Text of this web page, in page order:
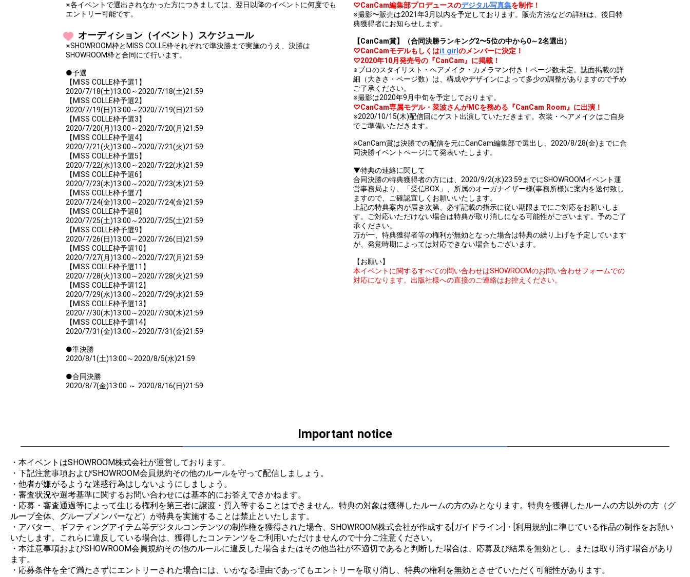
※各イベントで選出されなかった方につきましては、翌日以降のイベントに何度でも
エントリー可能です。
オーディション（イベント）スケジュール
※SHOWROOM枠とMISS COLLE枠それぞれで準決勝まで実施のうえ、決勝は
SHOWROOM枠と合同にて行います。
●予選
【MISS COLLE枠予選1】
2020/7/18(土)13:00～2020/7/18(土)21:59
【MISS COLLE枠予選2】
2020/7/19(日)13:00～2020/7/19(日)21:59
【MISS COLLE枠予選3】
2020/7/20(月)13:00～2020/7/20(月)21:59
【MISS COLLE枠予選4】
2020/7/21(火)13:00～2020/7/21(火)21:59
【MISS COLLE枠予選5】
2020/7/22(水)13:00～2020/7/22(水)21:59
【MISS COLLE枠予選6】
2020/7/23(木)13:00～2020/7/23(木)21:59
【MISS COLLE枠予選7】
2020/7/24(金)13:00～2020/7/24(金)21:59
【MISS COLLE枠予選8】
2020/7/25(土)13:00～2020/7/25(土)21:59
【MISS COLLE枠予選9】
2020/7/26(日)13:00～2020/7/26(日)21:59
【MISS COLLE枠予選10】
2020/7/27(月)13:00～2020/7/27(月)21:59
【MISS COLLE枠予選11】
2020/7/28(火)13:00～2020/7/28(火)21:59
【MISS COLLE枠予選12】
2020/7/29(水)13:00～2020/7/29(水)21:59
【MISS COLLE枠予選13】
2020/7/30(木)13:00～2020/7/30(木)21:59
【MISS COLLE枠予選14】
2020/7/31(金)13:00～2020/7/31(金)21:59
●準決勝
2020/8/1(土)13:00～2020/8/5(水)21:59
●合同決勝
2020/8/7(金)13:00 ～ 2020/8/16(日)21:59
♡CanCam編集部プロデュースのデジタル写真集を制作！
※撮影〜販売は2021年3月以内を予定しております。販売方法などの詳細は、後日特
典獲得者にお知らせします。
【CanCam賞】（合同決勝ランキング2〜5位の中から0～2名選出）
♡CanCamモデルもしくはit girl のメンバーに決定！
♡2020年10月発売号の『CanCam』に掲載！
※プロのスタイリスト・ヘアメイク・カメラマン付き！ページ数未定。誌面掲載の詳
細（大きさ・ページ数）は、構成やデザインによって多少の調整がありますので予め
ご了承ください。
※撮影は2020年9月中旬を予定しております。
♡CanCam専属モデル・菜波さんがMCを務める『CanCam Room』に出演！
※2020/10/15(木)配信回にゲスト出演していただきます。衣装・ヘアメイクはご自身
でご準備いただきます。
※CanCam賞は決勝での配信を元にCanCam編集部で選出し、2020/8/28(金)までに合
同決勝イベントページにて発表いたします。
▼特典の連絡に関して
合同決勝の特典獲得者の方には、2020/9/2(水)23:59までにSHOWROOMイベント運
営事務局より、「受信BOX」、所属のオーガナイザー様(事務所様)に案内を送付致し
ますので、ご確認宜しくお願いいたします。
上記の特典案内が届き次第、必ず記載の指示に従い期限までにご対応をお願いしま
す。ご対応いただけない場合は特典が取り消しになる可能性がございます。予めご了
承ください。
万が一、特典獲得者等の権利が無効となった場合は特典の繰り上げを予定しています
が、発覚時期によっては対応できない場合もございます。
【お願い】
本イベントに関するすべての問い合わせはSHOWROOMのお問い合わせフォームでの
対応になります。出版社様への直接のご連絡はお控えください。
Important notice
・本イベントはSHOWROOM株式会社が運営しております。
・下記注意事項およびSHOWROOM会員規約その他のルールを守って配信しましょう。
・他者が嫌がるような迷惑行為はしないようにしましょう。
・審査状況や選考基準に関するお問い合わせには基本的にお答えできかねます。
・応募・審査通過等によって生じる権利を第三者に譲渡・質入等することはできません。特典の対象は獲得したルームの方のみとなります。特典を獲得したルームの方以外の方（グ
ループ全体、グループメンバーなど）が特典を実施することは禁止といたします。
・アバター、ギフティングアイテム等デジタルコンテンツの制作権を獲得された場合、SHOWROOM株式会社が作成する[ガイドライン]・[利用規約]に準じている作品の制作をお願い
いたします。これらに違反している場合は、獲得したコンテンツをご利用いただけませんので十分ご注意ください。
・本注意事項およびSHOWROOM会員規約その他のルールに違反した場合またはその他当社が不適切であると判断した場合は、応募及び結果を無効とし、または取り消す場合があり
ます。
・応募条件を全て満たさずにエントリーされた場合には、いかなる理由であってもエントリーを取り消し、特典の権利を無効とさせていただく可能性があります。